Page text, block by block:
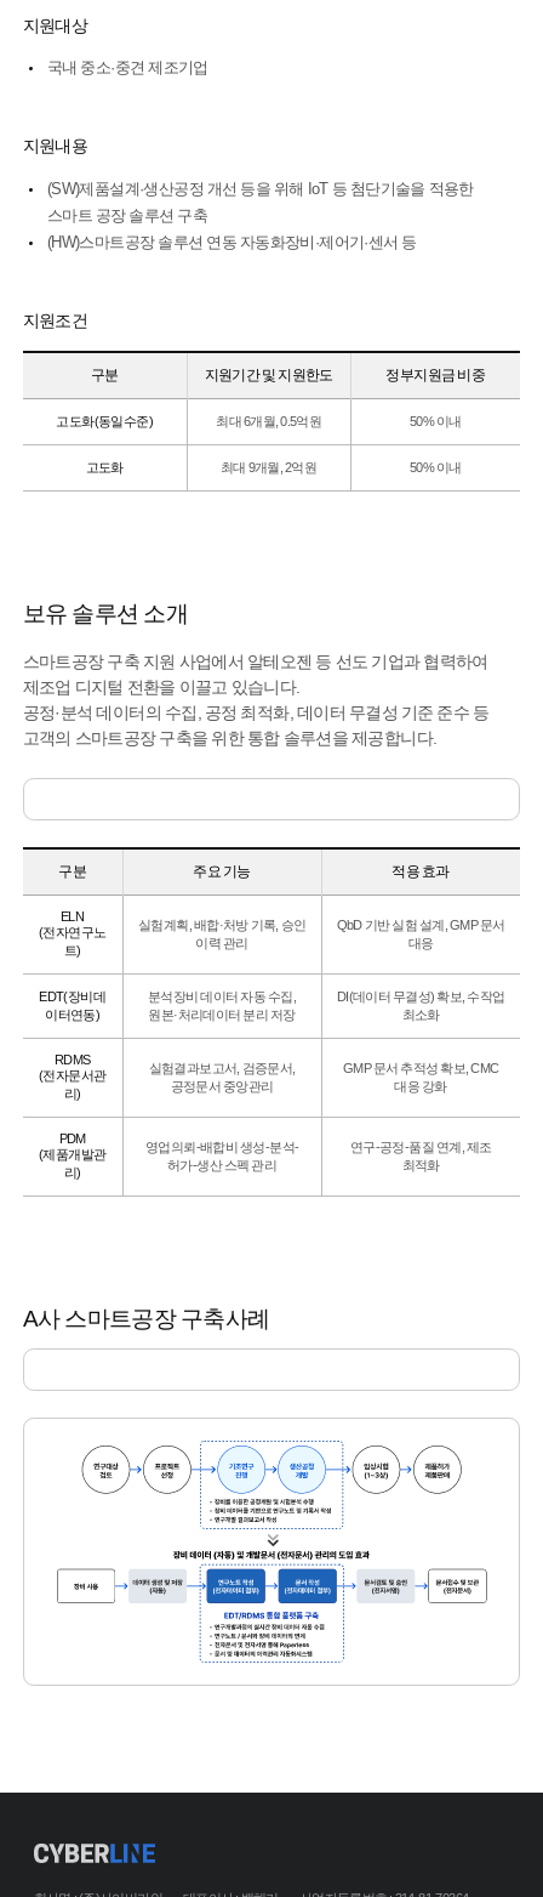
지원대상
국내 중소·중견 제조기업
지원내용
(SW)제품설계·생산공정 개선 등을 위해 IoT 등 첨단기술을 적용한
스마트 공장 솔루션 구축
(HW)스마트공장 솔루션 연동 자동화장비·제어기·센서 등
지원조건
구분 지원기간 및 지원한도 정부지원금 비중
고도화(동일수준) 최대 6개월, 0.5억원 50% 이내
고도화 최대 9개월, 2억원 50% 이내
보유 솔루션 소개
스마트공장 구축 지원 사업에서 알테오젠 등 선도 기업과 협력하여
제조업 디지털 전환을 이끌고 있습니다.
공정·분석 데이터의 수집, 공정 최적화, 데이터 무결성 기준 준수 등
고객의 스마트공장 구축을 위한 통합 솔루션을 제공합니다.
구분 주요 기능 적용 효과
ELN
(전자연구노
트)
실험계획, 배합·처방 기록, 승인
이력 관리
QbD 기반 실험 설계, GMP 문서
대응
EDT(장비데
이터연동)
분석장비 데이터 자동 수집,
원본·처리데이터 분리 저장
DI(데이터 무결성) 확보, 수작업
최소화
RDMS
(전자문서관
리)
실험결과보고서, 검증문서,
공정문서 중앙관리
GMP 문서 추적성 확보, CMC
대응 강화
PDM
(제품개발관
리)
영업의뢰-배합비 생성-분석-
허가-생산 스펙 관리
연구-공정-품질 연계, 제조
최적화
A사 스마트공장 구축사례